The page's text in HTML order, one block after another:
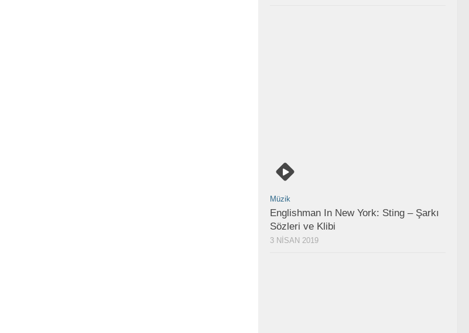
Müzik
Englishman In New York: Sting – Şarkı
Sözleri ve Klibi
3 NISAN 2019